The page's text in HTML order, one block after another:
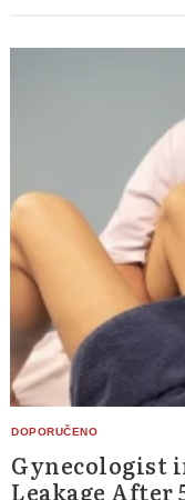
Gynecologist
Leakage After